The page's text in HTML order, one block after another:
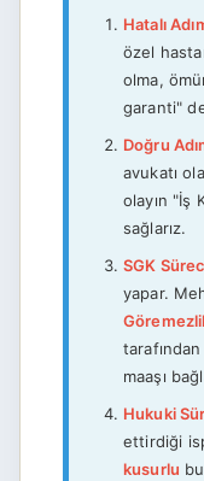
Hatalı
özel
olma,
garanti"
Doğru
avukatı
olayın "İş
sağlarız.
SGK
yapar.
maaşı
Hukuki
ettirdiği
kusurlu